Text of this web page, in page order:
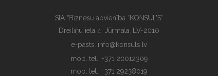
SIA “Biznesu apvienība “KONSUL’S”
Dreiliņu iela 4, Jūrmala, LV-2010
e-pasts: info@konsuls.lv
mob. tel.: +371 20012309
mob. tel.: +371 29238019